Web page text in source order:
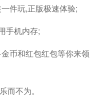
件玩,正版极速体验;
手机内存;
币和红包红包等你来领
而不为。